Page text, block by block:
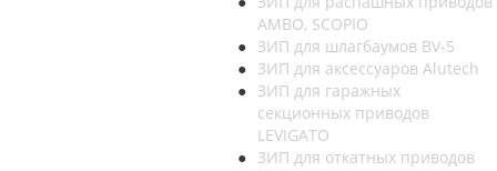
AMBO, SCOPIO
ЗИП для шлагбаумов BV-5
ЗИП для аксессуаров Alutech
ЗИП для гаражных
секционных приводов
LEVIGATO
ЗИП для откатных приводов